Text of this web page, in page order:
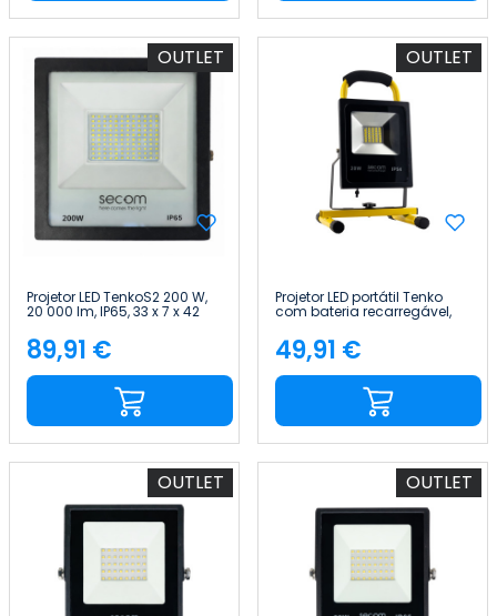
OUTLET
Projetor LED TenkoS2 200 W,
20 000 lm, IP65, 33 x 7 x 42
SECOM
Preço
89,91 €
OUTLET
Projetor LED portátil Tenko
com bateria recarregável,
20 W, 1800 lm, IP54, 15 x 15 x
24 cm, 4000 K,
preto/amarelo, 5 horas,
Preço
49,91 €
OUTLET OUTLET